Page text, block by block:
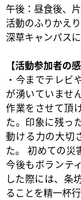
午後：昼食後、
活動のふりかえ
深草キャンパス
【活動参加者の感
・今までテレビ
が湧いていませ
作業をさせて頂
た。印象に残っ
動ける力の大切
た。 初めての災
今後もボランテ
した際には、条
ることを精一杯